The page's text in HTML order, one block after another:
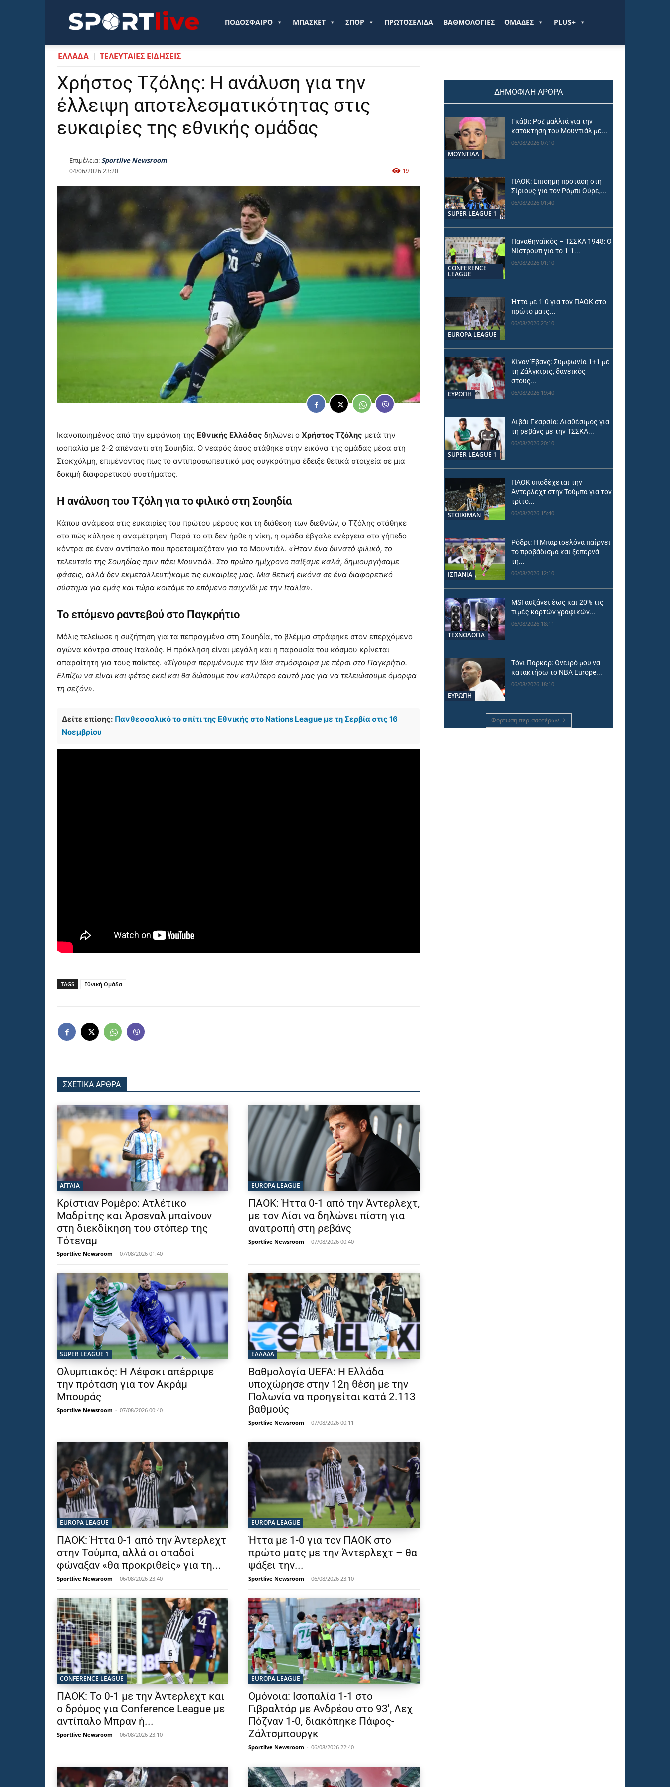
Sportlive.grΠΟΔΟΣΦΑΙΡΟ ΜΠΑΣΚΕΤ ΣΠΟΡ ΠΡΩΤΟΣΕΛΙΔΑ ΒΑΘΜΟΛΟΓΙΕΣ ΟΜΑΔΕΣ PLUS+
ΕΛΛΑΔΑ ΤΕΛΕΥΤΑΙΕΣ ΕΙΔΗΣΕΙΣ
Χρήστος Τζόλης: Η ανάλυση για την
έλλειψη αποτελεσματικότητας στις
ευκαιρίες της εθνικής ομάδας
Επιμέλεια:Sportlive Newsroom
04/06/2026 23:20 19
Ικανοποιημένος από την εμφάνιση της Εθνικής Ελλάδας δηλώνει ο Χρήστος Τζόλης μετά την
ισοπαλία με 2-2 απέναντι στη Σουηδία. Ο νεαρός άσος στάθηκε στην εικόνα της ομάδας μέσα στη
Στοκχόλμη, επιμένοντας πως το αντιπροσωπευτικό μας συγκρότημα έδειξε θετικά στοιχεία σε μια
δοκιμή διαφορετικού συστήματος.
Η ανάλυση του Τζόλη για το φιλικό στη Σουηδία
Κάπου ανάμεσα στις ευκαιρίες του πρώτου μέρους και τη διάθεση των διεθνών, ο Τζόλης στάθηκε
στο πώς κύλησε η αναμέτρηση. Παρά το οτι δεν ήρθε η νίκη, η ομάδα έβγαλε ενέργεια στο γήπεδο
κόντρα σε έναν αντίπαλο που προετοιμαζόταν για το Μουντιάλ. «Ήταν ένα δυνατό φιλικό, το
τελευταίο της Σουηδίας πριν πάει Μουντιάλ. Στο πρώτο ημίχρονο παίξαμε καλά, δημιουργήσαμε
φάσεις, αλλά δεν εκμεταλλευτήκαμε τις ευκαιρίες μας. Μια θετική εικόνα σε ένα διαφορετικό
σύστημα για εμάς και τώρα κοιτάμε το επόμενο παιχνίδι με την Ιταλία».
Το επόμενο ραντεβού στο Παγκρήτιο
Μόλις τελείωσε η συζήτηση για τα πεπραγμένα στη Σουηδία, το βλέμμα στράφηκε στον επερχόμενο
αγώνα κόντρα στους Ιταλούς. Η πρόκληση είναι μεγάλη και η παρουσία του κόσμου κρίνεται
απαραίτητη για τους παίκτες. «Σίγουρα περιμένουμε την ίδια ατμόσφαιρα με πέρσι στο Παγκρήτιο.
Ελπίζω να είναι και φέτος εκεί και θα δώσουμε τον καλύτερο εαυτό μας για να τελειώσουμε όμορφα
τη σεζόν».
Δείτε επίσης: Πανθεσσαλικό το σπίτι της Εθνικής στο Nations League με τη Σερβία στις 16
Νοεμβρίου
TAGS Εθνική Ομάδα
ΣΧΕΤΙΚΑ ΑΡΘΡΑ
ΑΓΓΛΙΑ
Κρίστιαν Ρομέρο: Ατλέτικο
Μαδρίτης και Άρσεναλ μπαίνουν
στη διεκδίκηση του στόπερ της
Τότεναμ
Sportlive Newsroom - 07/08/2026 01:40
EUROPA LEAGUE
ΠΑΟΚ: Ήττα 0-1 από την Άντερλεχτ,
με τον Λίσι να δηλώνει πίστη για
ανατροπή στη ρεβάνς
Sportlive Newsroom - 07/08/2026 00:40
SUPER LEAGUE 1
Ολυμπιακός: Η Λέφσκι απέρριψε
την πρόταση για τον Ακράμ
Μπουράς
Sportlive Newsroom - 07/08/2026 00:40
ΕΛΛΑΔΑ
Βαθμολογία UEFA: Η Ελλάδα
υποχώρησε στην 12η θέση με την
Πολωνία να προηγείται κατά 2.113
βαθμούς
Sportlive Newsroom - 07/08/2026 00:11
EUROPA LEAGUE
ΠΑΟΚ: Ήττα 0-1 από την Άντερλεχτ
στην Τούμπα, αλλά οι οπαδοί
φώναξαν «θα προκριθείς» για τη...
Sportlive Newsroom - 06/08/2026 23:40
EUROPA LEAGUE
Ήττα με 1-0 για τον ΠΑΟΚ στο
πρώτο ματς με την Άντερλεχτ – θα
ψάξει την...
Sportlive Newsroom - 06/08/2026 23:10
CONFERENCE LEAGUE
ΠΑΟΚ: Το 0-1 με την Άντερλεχτ και
ο δρόμος για Conference League με
αντίπαλο Μπραν ή...
Sportlive Newsroom - 06/08/2026 23:10
EUROPA LEAGUE
Ομόνοια: Ισοπαλία 1-1 στο
Γιβραλτάρ με Ανδρέου στο 93′, Λεχ
Πόζναν 1-0, διακόπηκε Πάφος-
Ζάλτσμπουργκ
Sportlive Newsroom - 06/08/2026 22:40
ΔΗΜΟΦΙΛΗ ΑΡΘΡΑ
ΜΟΥΝΤΙΆΛ
Γκάβι: Ροζ μαλλιά για την
κατάκτηση του Μουντιάλ με...
06/08/2026 07:10
SUPER LEAGUE 1
ΠΑΟΚ: Επίσημη πρόταση στη
Σίριους για τον Ρόμπι Ούρε,...
06/08/2026 01:40
CONFERENCE
LEAGUE
Παναθηναϊκός – ΤΣΣΚΑ 1948: Ο
Νίστρουπ για το 1-1...
06/08/2026 01:10
EUROPA LEAGUE
Ήττα με 1-0 για τον ΠΑΟΚ στο
πρώτο ματς...
06/08/2026 23:10
ΕΥΡΩΠΗ
Κίναν Έβανς: Συμφωνία 1+1 με
τη Ζάλγκιρις, δανεικός
στους...
06/08/2026 19:40
SUPER LEAGUE 1
Λιβάι Γκαρσία: Διαθέσιμος για
τη ρεβάνς με την ΤΣΣΚΑ...
06/08/2026 20:10
STOIXIMAN
ΠΑΟΚ υποδέχεται την
Άντερλεχτ στην Τούμπα για τον
τρίτο...
06/08/2026 15:40
ΙΣΠΑΝΙΑ
Ρόδρι: Η Μπαρτσελόνα παίρνει
το προβάδισμα και ξεπερνά
τη...
06/08/2026 12:10
ΤΕΧΝΟΛΟΓΙΑ
MSI αυξάνει έως και 20% τις
τιμές καρτών γραφικών...
06/08/2026 18:11
ΕΥΡΩΠΗ
Τόνι Πάρκερ: Όνειρό μου να
κατακτήσω το NBA Europe...
06/08/2026 18:10
Φόρτωση περισσοτέρων